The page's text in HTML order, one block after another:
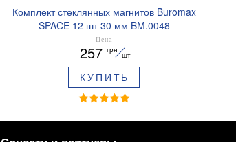
Комплект стеклянных магнитов Buromax
SPACE 12 шт 30 мм BM.0048
Цена
257 грн
шт
КУПИТЬ